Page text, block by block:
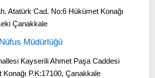
Atatürk Cad. No:6 Hükümet Konağı
Çanakkale
Müdürlüğü
Kayserili Ahmet Paşa Caddesi
P.K:17100, Çanakkale